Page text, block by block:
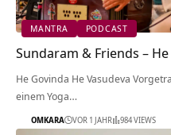
MANTRA PODCAST
Sundaram & Friends –
He Govinda He Vasudeva
einem Yoga…
OMKARA VOR 1 JAHR 984 VIEWS